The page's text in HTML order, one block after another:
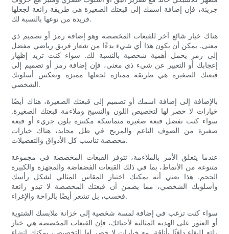
جريئة، فإن إضافة اسمك إلى قبعتك الصغيرة هي طريقة رائعة لجعلها
فريدة من نوعها بالنسبة لك.
هناك خيار شائع آخر للقبعات المخصصة وهو إضافة رمز أو تصميم ذي
معنى. يمكن أن يكون هذا أي شيء بدءًا من شعار فريق رياضي مفضل
إلى رمز يحمل أهمية شخصية بالنسبة لك. سواء كنت تريد إظهار
إعجابك أو التعبير عن شيء ذي معنى، فإن إضافة رمز أو تصميم إلى
قبعتك الصغيرة هي طريقة ممتازة لجعلها مميزة وتعكس أسلوبك
الشخصي.
بالإضافة إلى إضافة اسمك أو تصميم إلى قبعتك الصغيرة، هناك أيضًا
خيارات لا حصر لها لتخصيص اللون والنسيج وملاءمة قبعتك الصغيرة.
سواء كنت تفضل قبعة صغيرة متماسكة مكتنزة بلون جريء أو قبعة
صغيرة من الصوف الناعم والمريح في ظل محايد، هناك خيارات
مخصصة تناسب كل الأذواق والتفضيلات.
عندما يتعلق الأمر بالملاءمة، تتوفر القبعات المخصصة في مجموعة
متنوعة من الأنماط، بما في ذلك القبعات الفضفاضة والمجهزة والكبيرة
الحجم. هذا يعني أنه يمكنك اختيار المقاس المثالي لشكل رأسك
وأسلوبك الشخصي، مما يضمن أن قبعتك المخصصة لا تبدو رائعة
فحسب، بل تشعر أيضًا بالراحة والإغراء.
سواء كنت ترغب في إضافة لمسة شخصية إلى خزانة ملابسك الشتوية
أو العثور على الهدية المثالية لأحبائك، فإن القبعات المخصصة هي خيار